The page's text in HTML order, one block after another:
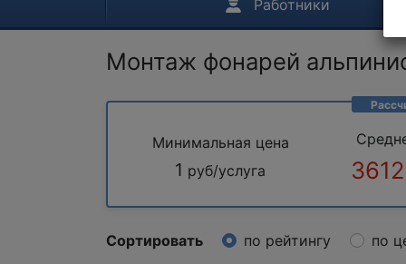
Работники
Монтаж фонарей
Минимальная цена
1 руб/услуга
Сортировать по рейтингу по